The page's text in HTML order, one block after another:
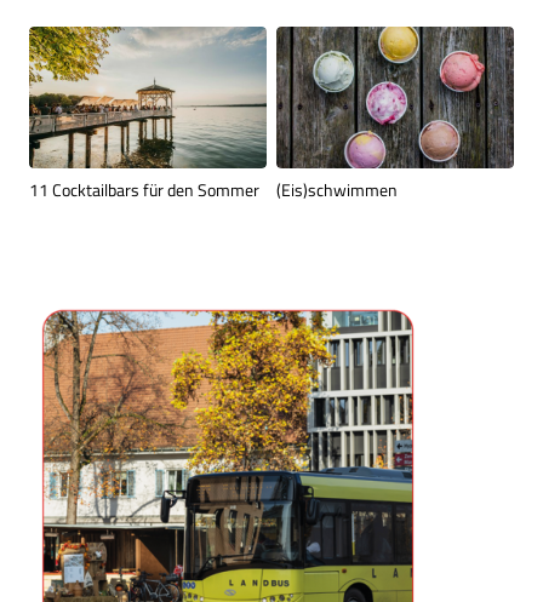
11 Cocktailbars für den Sommer (Eis)schwimmen